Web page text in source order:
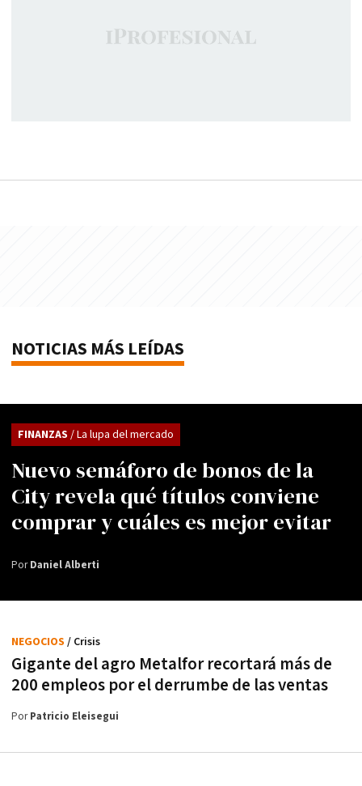
NOTICIAS MÁS LEÍDAS
Nuevo semáforo de bonos de la
City revela qué títulos conviene
comprar y cuáles es mejor evitar
FINANZAS / La lupa del mercado
PorDaniel Alberti
Gigante del agro Metalfor recortará más de
200 empleos por el derrumbe de las ventas
NEGOCIOS / Crisis
PorPatricio Eleisegui